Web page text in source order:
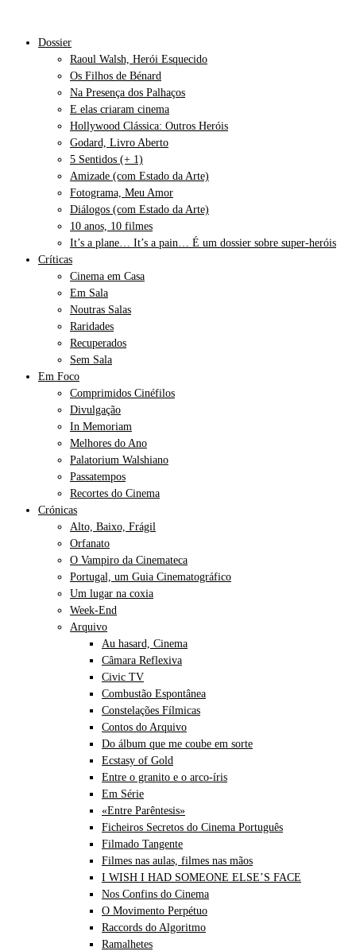
Dossier
Raoul Walsh, Herói Esquecido
Os Filhos de Bénard
Na Presença dos Palhaços
E elas criaram cinema
Hollywood Clássica: Outros Heróis
Godard, Livro Aberto
5 Sentidos (+ 1)
Amizade (com Estado da Arte)
Fotograma, Meu Amor
Diálogos (com Estado da Arte)
10 anos, 10 filmes
It’s a plane… It’s a pain… É um dossier sobre super-heróis
Críticas
Cinema em Casa
Em Sala
Noutras Salas
Raridades
Recuperados
Sem Sala
Em Foco
Comprimidos Cinéfilos
Divulgação
In Memoriam
Melhores do Ano
Palatorium Walshiano
Passatempos
Recortes do Cinema
Crónicas
Alto, Baixo, Frágil
Orfanato
O Vampiro da Cinemateca
Portugal, um Guia Cinematográfico
Um lugar na coxia
Week-End
Arquivo
Au hasard, Cinema
Câmara Reflexiva
Civic TV
Combustão Espontânea
Constelações Fílmicas
Contos do Arquivo
Do álbum que me coube em sorte
Ecstasy of Gold
Entre o granito e o arco-íris
Em Série
«Entre Parêntesis»
Ficheiros Secretos do Cinema Português
Filmado Tangente
Filmes nas aulas, filmes nas mãos
I WISH I HAD SOMEONE ELSE’S FACE
Nos Confins do Cinema
O Movimento Perpétuo
Raccords do Algoritmo
Ramalhetes